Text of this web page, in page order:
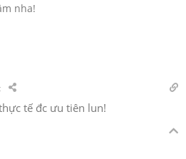
nha!
tế đc ưu tiên lun!